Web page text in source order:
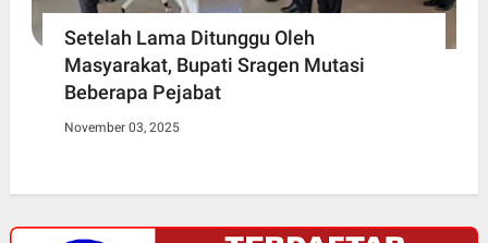
Setelah Lama Ditunggu Oleh
Masyarakat, Bupati Sragen Mutasi
Beberapa Pejabat
November 03, 2025